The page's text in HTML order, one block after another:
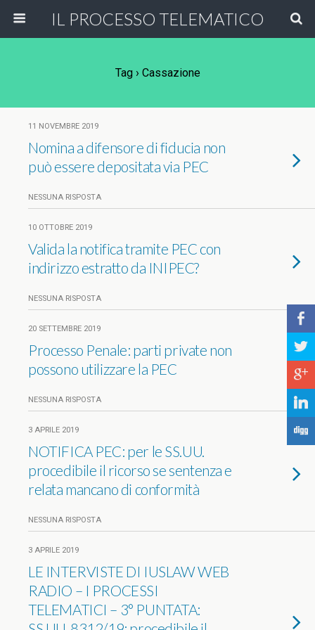
IL PROCESSO TELEMATICO
Tag › Cassazione
11 NOVEMBRE 2019
Nomina a difensore di fiducia non
può essere depositata via PEC
NESSUNA RISPOSTA
10 OTTOBRE 2019
Valida la notifica tramite PEC con
indirizzo estratto da INIPEC?
NESSUNA RISPOSTA
20 SETTEMBRE 2019
Processo Penale: parti private non
possono utilizzare la PEC
NESSUNA RISPOSTA
3 APRILE 2019
NOTIFICA PEC: per le SS.UU.
procedibile il ricorso se sentenza e
relata mancano di conformità
NESSUNA RISPOSTA
3 APRILE 2019
LE INTERVISTE DI IUSLAW WEB
RADIO – I PROCESSI
TELEMATICI – 3° PUNTATA:
b
a
c
j
F